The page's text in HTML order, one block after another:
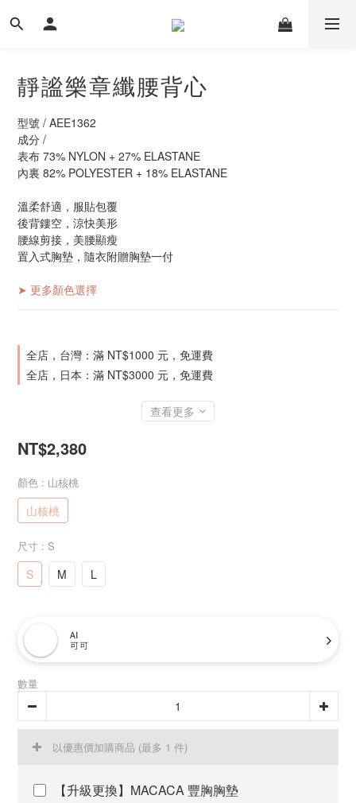
靜謐樂章纖腰背心
型號 / AEE1362
成分 /
表布 73% NYLON + 27% ELASTANE
內裏 82% POLYESTER + 18% ELASTANE
溫柔舒適，服貼包覆
後背鏤空，涼快美形
腰線剪接，美腰顯瘦
置入式胸墊，隨衣附贈胸墊一付
➤ 更多顏色選擇
全店，台灣：滿 NT$1000 元，免運費
全店，日本：滿 NT$3000 元，免運費
查看更多
NT$2,380
顏色 : 山核桃
山核桃
尺寸 : S
S M L
AI
可可
數量
以優惠價加購商品 (最多 1 件)
【升級更換】MACACA 豐胸胸墊